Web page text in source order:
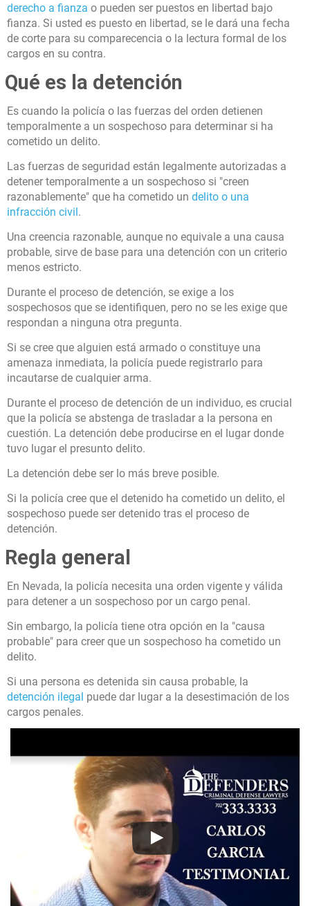
derecho a fianza o pueden ser puestos en libertad bajo
fianza. Si usted es puesto en libertad, se le dará una fecha
de corte para su comparecencia o la lectura formal de los
cargos en su contra.
Qué es la detención
Es cuando la policía o las fuerzas del orden detienen
temporalmente a un sospechoso para determinar si ha
cometido un delito.
Las fuerzas de seguridad están legalmente autorizadas a
detener temporalmente a un sospechoso si "creen
razonablemente" que ha cometido un delito o una
infracción civil.
Una creencia razonable, aunque no equivale a una causa
probable, sirve de base para una detención con un criterio
menos estricto.
Durante el proceso de detención, se exige a los
sospechosos que se identifiquen, pero no se les exige que
respondan a ninguna otra pregunta.
Si se cree que alguien está armado o constituye una
amenaza inmediata, la policía puede registrarlo para
incautarse de cualquier arma.
Durante el proceso de detención de un individuo, es crucial
que la policía se abstenga de trasladar a la persona en
cuestión. La detención debe producirse en el lugar donde
tuvo lugar el presunto delito.
La detención debe ser lo más breve posible.
Si la policía cree que el detenido ha cometido un delito, el
sospechoso puede ser detenido tras el proceso de
detención.
Regla general
En Nevada, la policía necesita una orden vigente y válida
para detener a un sospechoso por un cargo penal.
Sin embargo, la policía tiene otra opción en la "causa
probable" para creer que un sospechoso ha cometido un
delito.
Si una persona es detenida sin causa probable, la
detención ilegal puede dar lugar a la desestimación de los
cargos penales.
¿Tiene algún asunto con el que
nuestros abogados puedan
ayudarle?
No Sí